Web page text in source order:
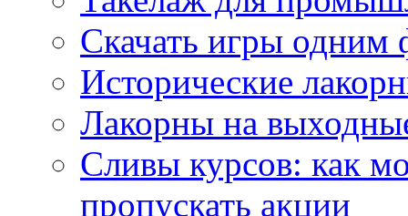
Скачать игры одним
Исторические
Лакорны на
Сливы курсов: как
пропускать акции